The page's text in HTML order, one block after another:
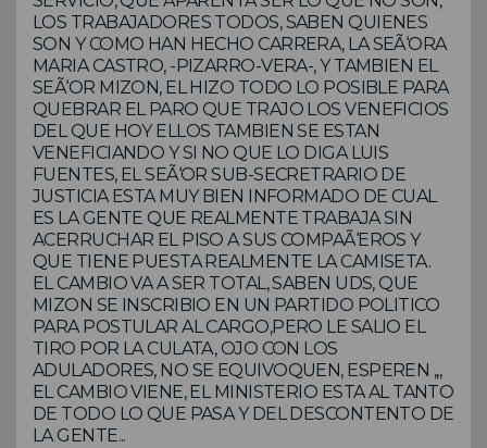
LOS TRABAJADORES TODOS, SABEN QUIENES
SON Y COMO HAN HECHO CARRERA, LA SEÃ‘ORA
MARIA CASTRO, -PIZARRO-VERA-, Y TAMBIEN EL
SEÃ‘OR MIZON, EL HIZO TODO LO POSIBLE PARA
QUEBRAR EL PARO QUE TRAJO LOS VENEFICIOS
DEL QUE HOY ELLOS TAMBIEN SE ESTAN
VENEFICIANDO Y SI NO QUE LO DIGA LUIS
FUENTES, EL SEÃ‘OR SUB-SECRETRARIO DE
JUSTICIA ESTA MUY BIEN INFORMADO DE CUAL
ES LA GENTE QUE REALMENTE TRABAJA SIN
ACERRUCHAR EL PISO A SUS COMPAÃ‘EROS Y
QUE TIENE PUESTA REALMENTE LA CAMISETA.
EL CAMBIO VA A SER TOTAL, SABEN UDS, QUE
MIZON SE INSCRIBIO EN UN PARTIDO POLITICO
PARA POSTULAR AL CARGO,PERO LE SALIO EL
TIRO POR LA CULATA, OJO CON LOS
ADULADORES, NO SE EQUIVOQUEN, ESPEREN ,,,
EL CAMBIO VIENE, EL MINISTERIO ESTA AL TANTO
DE TODO LO QUE PASA Y DEL DESCONTENTO DE
LA GENTE...